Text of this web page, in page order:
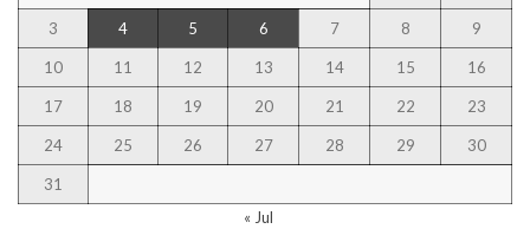
3 4 5 6 7 8 9
10 11 12 13 14 15 16
17 18 19 20 21 22 23
24 25 26 27 28 29 30
31
« Jul